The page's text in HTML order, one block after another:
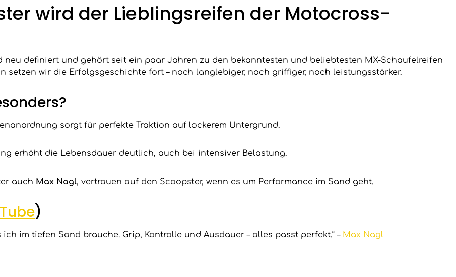
wird der Lieblingsreifen der Motocross-
neu definiert und gehört seit ein paar Jahren zu den bekanntesten und beliebtesten MX-Schaufelreifen
setzen wir die Erfolgsgeschichte fort – noch langlebiger, noch griffiger, noch leistungsstärker.
sorgt für perfekte Traktion auf lockerem Untergrund.
erhöht die Lebensdauer deutlich, auch bei intensiver Belastung.
auch Max Nagl, vertrauen auf den Scoopster, wenn es um Performance im Sand geht.
)
im tiefen Sand brauche. Grip, Kontrolle und Ausdauer – alles passt perfekt.“ – Max Nagl